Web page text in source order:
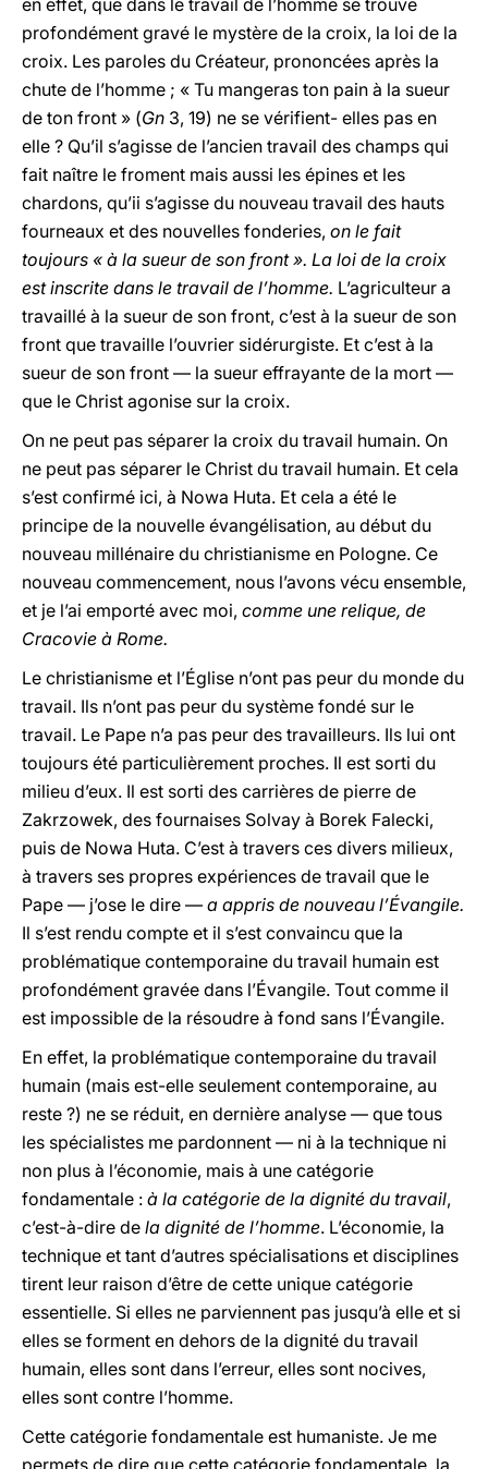
en effet, que dans le travail de l’homme se trouve
profondément gravé le mystère de la croix, la loi de la
croix. Les paroles du Créateur, prononcées après la
chute de l’homme ; « Tu mangeras ton pain à la sueur
de ton front » (Gn 3, 19) ne se vérifient- elles pas en
elle ? Qu’il s’agisse de l’ancien travail des champs qui
fait naître le froment mais aussi les épines et les
chardons, qu’ii s’agisse du nouveau travail des hauts
fourneaux et des nouvelles fonderies, on le fait
toujours « à la sueur de son front ». La loi de la croix
est inscrite dans le travail de l’homme. L’agriculteur a
travaillé à la sueur de son front, c’est à la sueur de son
front que travaille l’ouvrier sidérurgiste. Et c’est à la
sueur de son front — la sueur effrayante de la mort —
que le Christ agonise sur la croix.
On ne peut pas séparer la croix du travail humain. On
ne peut pas séparer le Christ du travail humain. Et cela
s’est confirmé ici, à Nowa Huta. Et cela a été le
principe de la nouvelle évangélisation, au début du
nouveau millénaire du christianisme en Pologne. Ce
nouveau commencement, nous l’avons vécu ensemble,
et je l’ai emporté avec moi, comme une relique, de
Cracovie à Rome.
Le christianisme et l’Église n’ont pas peur du monde du
travail. Ils n’ont pas peur du système fondé sur le
travail. Le Pape n’a pas peur des travailleurs. Ils lui ont
toujours été particulièrement proches. Il est sorti du
milieu d’eux. Il est sorti des carrières de pierre de
Zakrzowek, des fournaises Solvay à Borek Falecki,
puis de Nowa Huta. C’est à travers ces divers milieux,
à travers ses propres expériences de travail que le
Pape — j’ose le dire — a appris de nouveau l’Évangile.
Il s’est rendu compte et il s’est convaincu que la
problématique contemporaine du travail humain est
profondément gravée dans l’Évangile. Tout comme il
est impossible de la résoudre à fond sans l’Évangile.
En effet, la problématique contemporaine du travail
humain (mais est-elle seulement contemporaine, au
reste ?) ne se réduit, en dernière analyse — que tous
les spécialistes me pardonnent — ni à la technique ni
non plus à l’économie, mais à une catégorie
fondamentale : à la catégorie de la dignité du travail,
c’est-à-dire de la dignité de l’homme. L’économie, la
technique et tant d’autres spécialisations et disciplines
tirent leur raison d’être de cette unique catégorie
essentielle. Si elles ne parviennent pas jusqu’à elle et si
elles se forment en dehors de la dignité du travail
humain, elles sont dans l’erreur, elles sont nocives,
elles sont contre l’homme.
Cette catégorie fondamentale est humaniste. Je me
permets de dire que cette catégorie fondamentale, la